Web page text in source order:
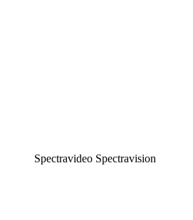
Spectravideo Spectravision